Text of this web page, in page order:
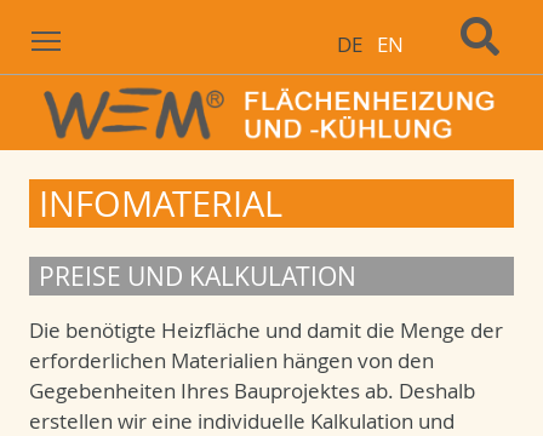
DE EN
INFOMATERIAL
PREISE UND KALKULATION
Die benötigte Heizfläche und damit die Menge der
erforderlichen Materialien hängen von den
Gegebenheiten Ihres Bauprojektes ab. Deshalb
erstellen wir eine individuelle Kalkulation und